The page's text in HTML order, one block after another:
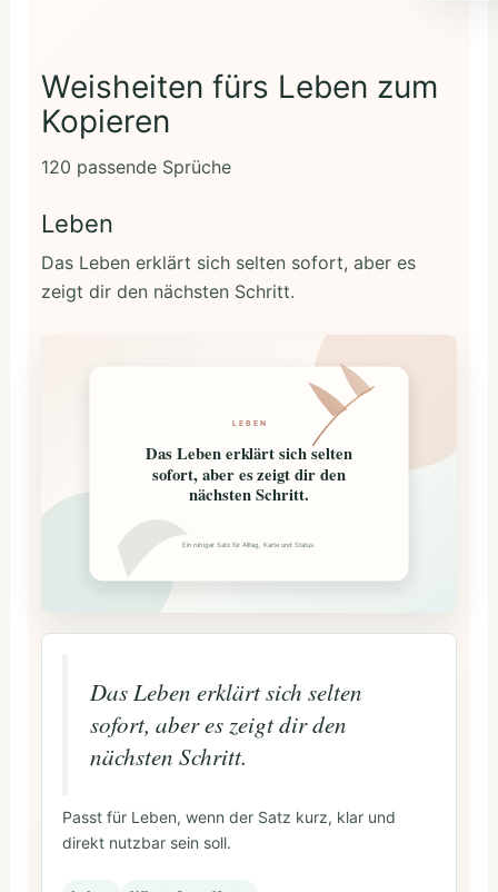
Weisheiten fürs Leben zum
Kopieren
120 passende Sprüche
Leben
Das Leben erklärt sich selten sofort, aber es
zeigt dir den nächsten Schritt.
LEBEN
Das Leben erklärt sich selten
sofort, aber es zeigt dir den
nächsten Schritt.
Ein ruhiger Satz für Alltag, Karte und Status.
Das Leben erklärt sich selten
sofort, aber es zeigt dir den
nächsten Schritt.
Passt für Leben, wenn der Satz kurz, klar und
direkt nutzbar sein soll.